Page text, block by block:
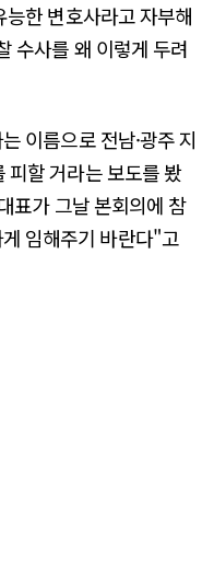
한 변호사라고 자부해
수사를 왜 이렇게 두려
이름으로 전남·광주 지
피할 거라는 보도를 봤
표가 그날 본회의에 참
임해주기 바란다"고